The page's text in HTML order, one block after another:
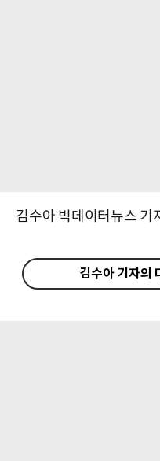
김수아 빅데이터뉴스
김수아 기자의